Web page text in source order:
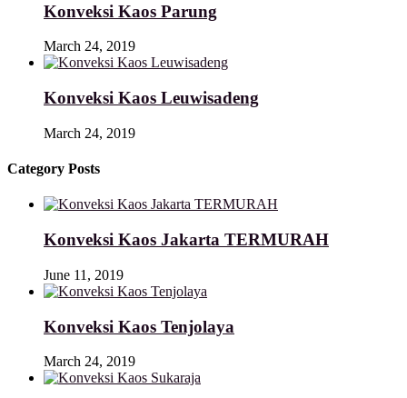
Konveksi Kaos Parung
March 24, 2019
Konveksi Kaos Leuwisadeng
March 24, 2019
Category Posts
Konveksi Kaos Jakarta TERMURAH
June 11, 2019
Konveksi Kaos Tenjolaya
March 24, 2019